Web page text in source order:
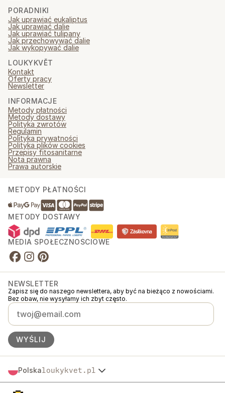
PORADNIKI
Jak uprawiać eukaliptus
Jak uprawiać dalie
Jak uprawiać tulipany
Jak przechowywać dalie
Jak wykopywać dalie
LOUKYKVĚT
Kontakt
Oferty pracy
Newsletter
INFORMACJE
Metody płatności
Metody dostawy
Polityka zwrotów
Regulamin
Polityka prywatności
Polityka plików cookies
Przepisy fitosanitarne
Nota prawna
Prawa autorskie
METODY PŁATNOŚCI
METODY DOSTAWY
MEDIA SPOŁECZNOŚCIOWE
NEWSLETTER
Zapisz się do naszego newslettera, aby być na bieżąco z nowościami.
Bez obaw, nie wysyłamy ich zbyt często.
WYŚLIJ
Polskaloukykvet.pl
Česko
Slovensko